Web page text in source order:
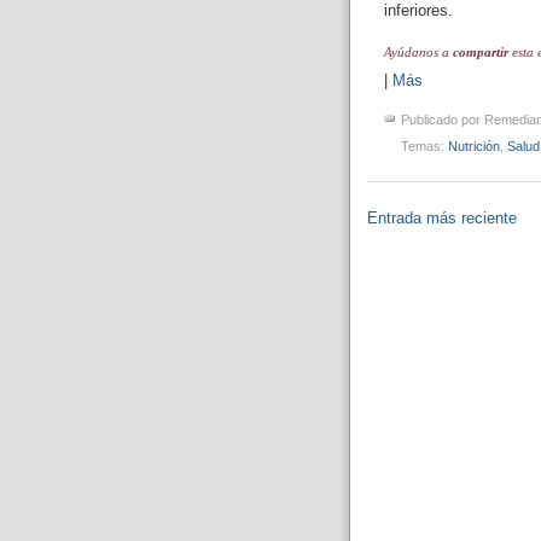
inferiores.
Ayúdanos a compartiresta
| Más
Publicado por
Temas: Nutrición, Salud
Entrada más reciente